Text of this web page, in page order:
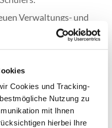
Cookies und Tracking-
Nutzung zu
mit Ihnen
hierbei Ihre
Verwaltungs- und